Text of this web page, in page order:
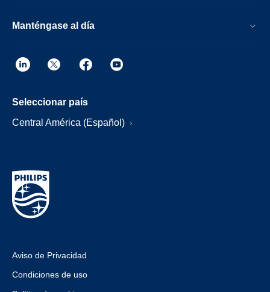
Manténgase al día
Seleccionar país
Central América (Español)
Aviso de Privacidad
Condiciones de uso